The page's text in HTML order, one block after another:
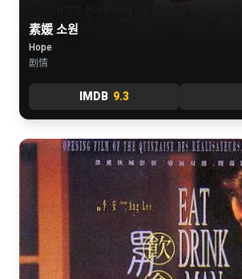
素媛 소원
Hope
剧情
IMDB 9.3